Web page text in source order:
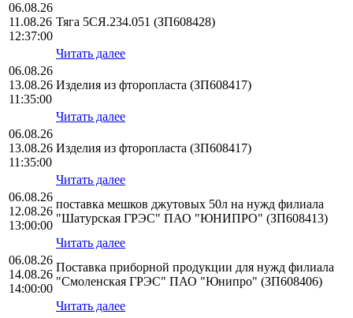
06.08.26
11.08.26
12:37:00
Тяга 5СЯ.234.051 (ЗП608428)
Читать далее
06.08.26
13.08.26
11:35:00
Изделия из фторопласта (ЗП608417)
Читать далее
06.08.26
13.08.26
11:35:00
Изделия из фторопласта (ЗП608417)
Читать далее
06.08.26
12.08.26
13:00:00
поставка мешков джутовых 50л на нужд филиала
"Шатурская ГРЭС" ПАО "ЮНИПРО" (ЗП608413)
Читать далее
06.08.26
14.08.26
14:00:00
Поставка приборной продукции для нужд филиала
"Смоленская ГРЭС" ПАО "Юнипро" (ЗП608406)
Читать далее